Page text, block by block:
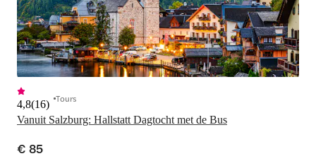
Vanuit Salzburg: Hallstatt Dagtocht met de Bus
4,8(16) Tours
€ 85